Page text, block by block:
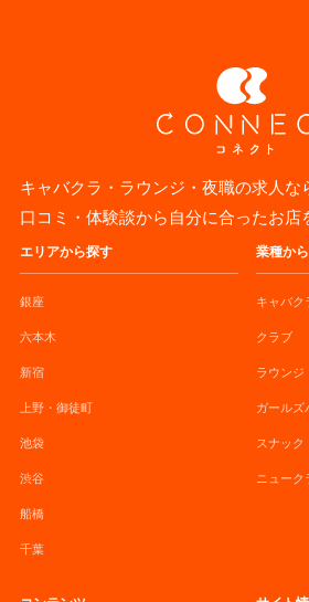
キャバクラ・ラウンジ・夜職の求人な
口コミ・体験談から自分に合ったお店
エリアから探す
銀座
六本木
新宿
上野・御徒町
池袋
渋谷
船橋
千葉
業種か
キャバク
クラブ
ラウンジ
ガールズ
スナック
ニューク